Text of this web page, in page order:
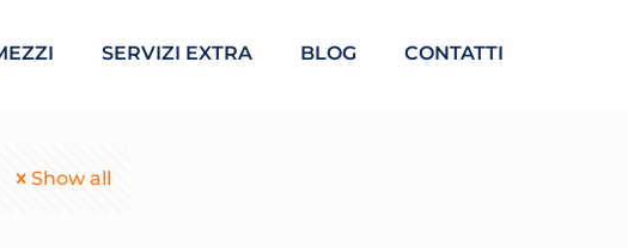
SERVIZI EXTRA BLOG CONTATTI
Show all